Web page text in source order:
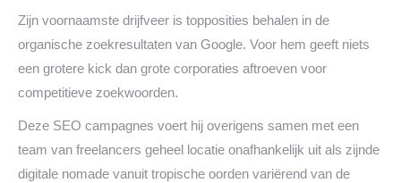
Zijn voornaamste drijfveer is topposities behalen in de
organische zoekresultaten van Google. Voor hem geeft niets
een grotere kick dan grote corporaties aftroeven voor
competitieve zoekwoorden.
Deze SEO campagnes voert hij overigens samen met een
team van freelancers geheel locatie onafhankelijk uit als zijnde
digitale nomade vanuit tropische oorden variërend van de